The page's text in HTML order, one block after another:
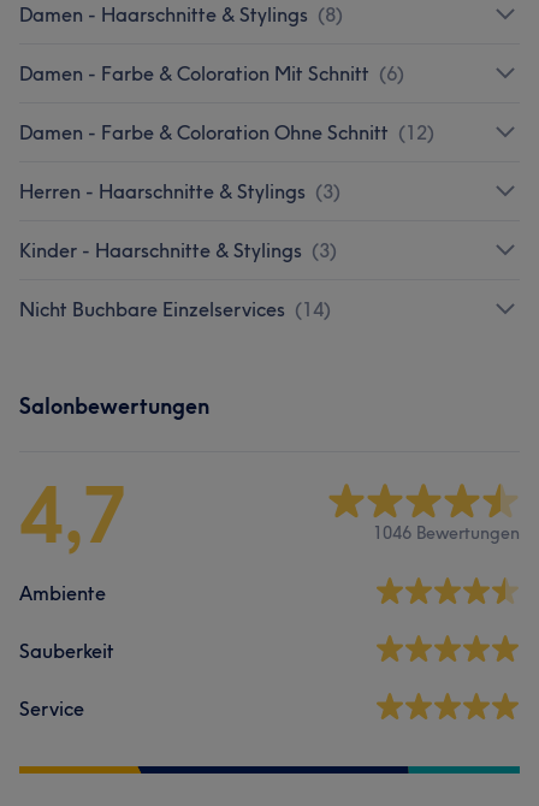
Damen - Haarschnitte & Stylings (8)
Damen - Farbe & Coloration Mit Schnitt (6)
Damen - Farbe & Coloration Ohne Schnitt (12)
Herren - Haarschnitte & Stylings (3)
Kinder - Haarschnitte & Stylings (3)
Nicht Buchbare Einzelservices (14)
Salonbewertungen
4,7 1046 Bewertungen
Ambiente
Sauberkeit
Service